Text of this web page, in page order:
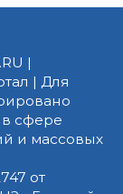
|
| Для
сфере
и массовых
от